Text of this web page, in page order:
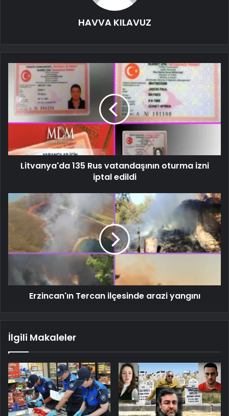
HAVVA KILAVUZ
Litvanya'da 135 Rus vatandaşının oturma izni
iptal edildi
Erzincan'ın Tercan ilçesinde arazi yangını
İlgili Makaleler